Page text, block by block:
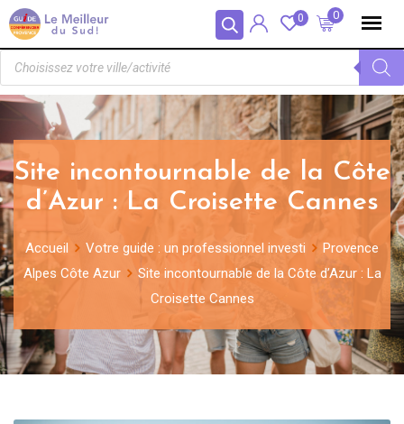
Panneau de gestion des cookies 0
0
Site incontournable de la Côte
d’Azur : La Croisette Cannes
Accueil Votre guide : un professionnel investi
Provence
Alpes Côte Azur
Site incontournable de la Côte d’Azur : La
Croisette Cannes